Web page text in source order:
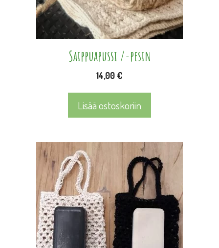
Saippuapussi /-pesin
14,00 €
Lisää ostoskoriin
tuotteella
useampi
muunnelma.
tehdä